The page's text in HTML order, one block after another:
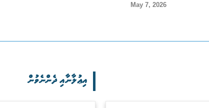
May 7, 2026
އިޢުލާނާއި ދެންނެވުން